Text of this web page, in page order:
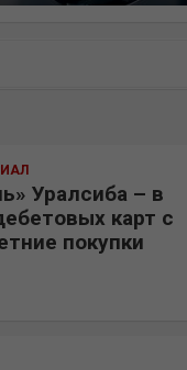
Уралсиба – в
карт с
покупки